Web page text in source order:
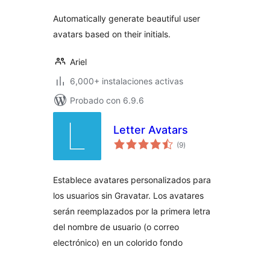
Automatically generate beautiful user
avatars based on their initials.
Ariel
6,000+ instalaciones activas
Probado con 6.9.6
Letter Avatars
(9total
de
)
Establece avatares personalizados para
los usuarios sin Gravatar. Los avatares
serán reemplazados por la primera letra
del nombre de usuario (o correo
electrónico) en un colorido fondo